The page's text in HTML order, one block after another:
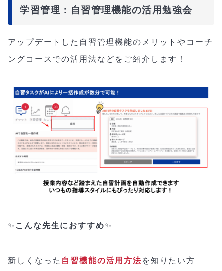
学習管理：自習管理機能の活用勉強会
アップデートした自習管理機能のメリットやコーチ
ングコースでの活用法などをご紹介します！
✨ こんな先生におすすめ✨
新しくなった 自習機能の活用方法を知りたい方